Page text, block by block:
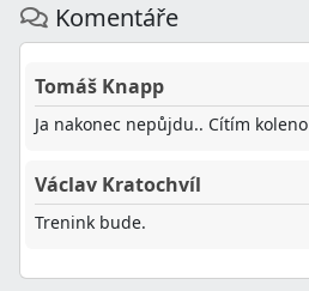
Komentáře
Tomáš Knapp
Ja nakonec nepůjdu.. Cítím koleno
Václav Kratochvíl
Trenink bude.